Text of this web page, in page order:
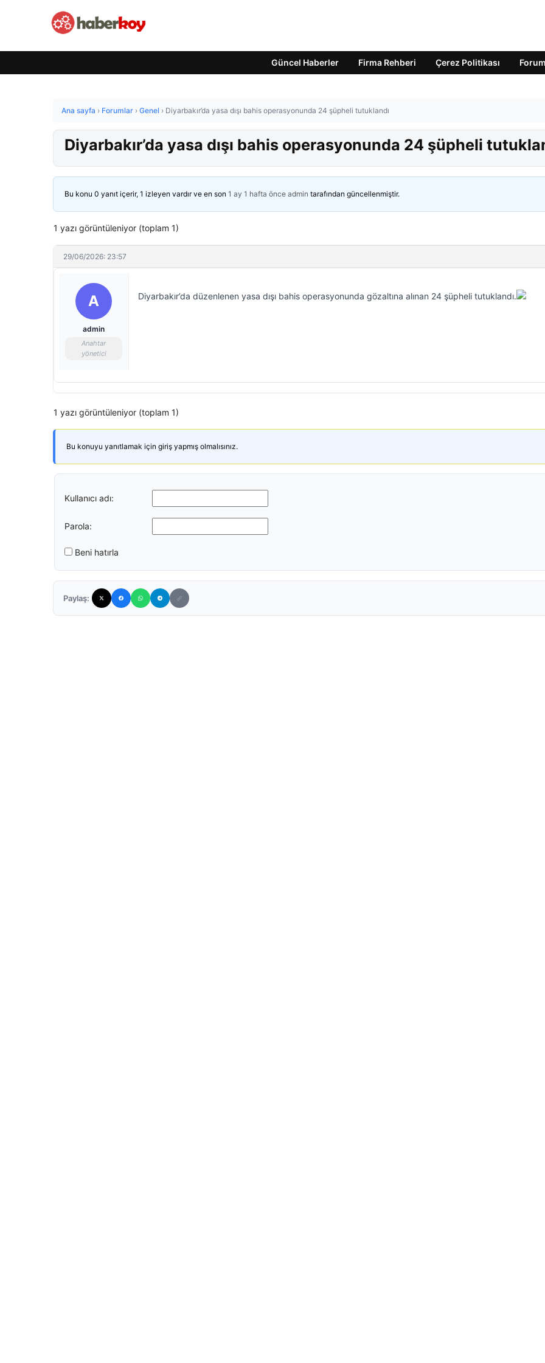
Güncel Haberler Firma Rehberi Çerez Politikası Forum
Ana sayfa › Forumlar › Genel › Diyarbakır’da yasa dışı bahis operasyonunda 24 şüpheli tutuklandı
Diyarbakır’da yasa dışı bahis operasyonunda 24 şüpheli
Bu konu 0 yanıt içerir, 1 izleyen vardır ve en son 1 ay 1 hafta önce admin tarafından güncellenmiştir.
1 yazı görüntüleniyor (toplam 1)
29/06/2026: 23:57
A
admin
Anahtar
yönetici
Diyarbakır’da düzenlenen yasa dışı bahis operasyonunda gözaltına alınan 24 şüpheli tutuklandı.
1 yazı görüntüleniyor (toplam 1)
Bu konuyu yanıtlamak için giriş yapmış olmalısınız.
Kullanıcı adı:
Parola:
Beni hatırla
Paylaş: